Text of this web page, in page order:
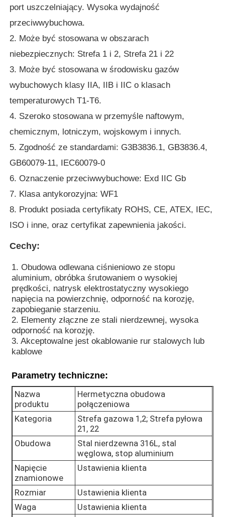
Produkty
O nas
Wycieczka po fabryce
Kontrola jakości
Skontaktuj się z nami
Poprosić o wycenę
Oświetlenie przeciwwybuchowe
wentylator przeciwwybuchowy
Explosion Proof Box
wyłącznik przeciwwybuchowy
Glandy kablowe zabezpieczone przed wybuchem
wtyczka i gniazdo przeciwwybuchowe
port uszczelniający. Wysoka wydajność
przeciwwybuchowa.
2. Może być stosowana w obszarach
niebezpiecznych: Strefa 1 i 2, Strefa 21 i 22
3. Może być stosowana w środowisku gazów
wybuchowych klasy IIA, IIB i IIC o klasach
temperaturowych T1-T6.
4. Szeroko stosowana w przemyśle naftowym,
chemicznym, lotniczym, wojskowym i innych.
5. Zgodność ze standardami: G3B3836.1, GB3836.4,
GB60079-11, IEC60079-0
6. Oznaczenie przeciwwybuchowe: Exd IIC Gb
7. Klasa antykorozyjna: WF1
8. Produkt posiada certyfikaty ROHS, CE, ATEX, IEC,
ISO i inne, oraz certyfikat zapewnienia jakości.
Cechy:
1. Obudowa odlewana ciśnieniowo ze stopu
aluminium, obróbka śrutowaniem o wysokiej
prędkości, natrysk elektrostatyczny wysokiego
napięcia na powierzchnię, odporność na korozję,
zapobieganie starzeniu.
2. Elementy złączne ze stali nierdzewnej, wysoka
odporność na korozję.
3. Akceptowalne jest okablowanie rur stalowych lub
kablowe
Parametry techniczne:
Nazwa
produktu
Hermetyczna obudowa
połączeniowa
Kategoria
Strefa gazowa 1,2; Strefa pyłowa
21, 22
Obudowa
Stal nierdzewna 316L, stal
węglowa, stop aluminium
Napięcie
znamionowe
Ustawienia klienta
Rozmiar
Ustawienia klienta
Waga
Ustawienia klienta